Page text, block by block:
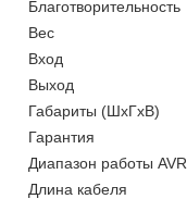
Благотворительность
Вес
Вход
Выход
Габариты (ШхГхВ)
Гарантия
Диапазон работы AVR
Длина кабеля